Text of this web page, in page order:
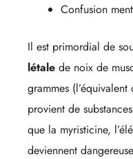
Confusion
Il est primordial de
létale de noix de
grammes
provient de
que la myristicine,
deviennent